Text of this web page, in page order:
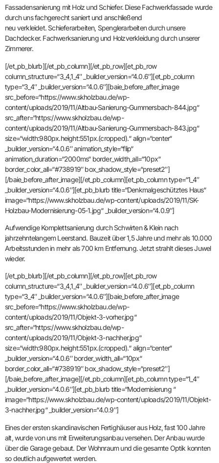
Fassadensanierung mit Holz und Schiefer. Diese Fachwerkfassade wurde
durch uns fachgerecht saniert und anschließend
neu verkleidet. Schieferarbeiten, Spenglerarbeiten durch unsere
Dachdecker. Fachwerksanierung und Holzverkleidung durch unserer
Zimmerer.
[/et_pb_blurb][/et_pb_column][/et_pb_row][et_pb_row
column_structure=“3_4,1_4″ _builder_version=“4.0.6″][et_pb_column
type=“3_4″ _builder_version=“4.0.6″][baie_before_after_image
src_before=“https://www.skholzbau.de/wp-
content/uploads/2019/11/Altbau-Sanierung-Gummersbach-844.jpg“
src_after=“https://www.skholzbau.de/wp-
content/uploads/2019/11/Altbau-Sanierung-Gummersbach-843.jpg“
size=“width:980px.height:551px.(cropped).“ align=“center“
_builder_version=“4.0.6″ animation_style=“flip“
animation_duration=“2000ms“ border_width_all=“10px“
border_color_all=“#738919″ box_shadow_style=“preset2″]
[/baie_before_after_image][/et_pb_column][et_pb_column type=“1_4″
_builder_version=“4.0.6″][et_pb_blurb title=“Denkmalgeschütztes Haus“
image=“https://www.skholzbau.de/wp-content/uploads/2019/11/SK-
Holzbau-Modernisierung-05-1.jpg“ _builder_version=“4.0.9″]
Aufwendige Komplettsanierung durch Schwirten & Klein nach
jahrzehntelangem Leerstand. Bauzeit über 1,5 Jahre und mehr als 10.000
Arbeitsstunden in mehr als 700 km Entfernung. Jetzt strahlt dieses Juwel
wieder.
[/et_pb_blurb][/et_pb_column][/et_pb_row][et_pb_row
column_structure=“3_4,1_4″ _builder_version=“4.0.6″][et_pb_column
type=“3_4″ _builder_version=“4.0.6″][baie_before_after_image
src_before=“https://www.skholzbau.de/wp-
content/uploads/2019/11/Objekt-3-vorher.jpg“
src_after=“https://www.skholzbau.de/wp-
content/uploads/2019/11/Objekt-3-nachher.jpg“
size=“width:980px.height:551px.(cropped).“ align=“center“
_builder_version=“4.0.6″ border_width_all=“10px“
border_color_all=“#738919″ box_shadow_style=“preset2″]
[/baie_before_after_image][/et_pb_column][et_pb_column type=“1_4″
_builder_version=“4.0.6″][et_pb_blurb title=“Modernisierung “
image=“https://www.skholzbau.de/wp-content/uploads/2019/11/Objekt-
3-nachher.jpg“ _builder_version=“4.0.9″]
Eines der ersten skandinavischen Fertighäuser aus Holz, fast 100 Jahre
alt, wurde von uns mit Erweiterungsanbau versehen. Der Anbau wurde
über die Garage gebaut. Der Wohnraum und die gesamte Optik konnten
so deutlich aufgewertet werden.